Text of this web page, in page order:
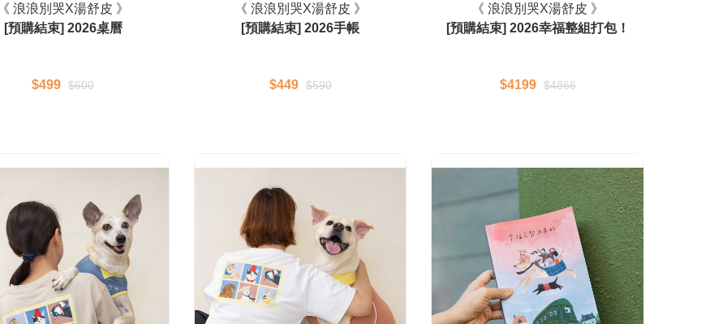
浪浪別哭X湯舒皮 》
[預購結束] 2026桌曆
$499 $600
《 浪浪別哭X湯舒皮 》
[預購結束] 2026手帳
$449 $590
《 浪浪別哭X湯舒皮 》
[預購結束] 2026幸福整組打包！
$4199 $4866